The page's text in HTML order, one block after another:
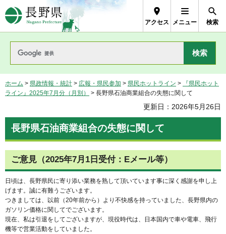
長野県Nagano Prefecture
アクセス メニュー 検索
ホーム > 県政情報・統計 > 広報・県民参加 > 県民ホットライン >
『県民ホット
ライン』2025年7月分（月別）
> 長野県石油商業組合の失態に関して
更新日：2026年5月26日
長野県石油商業組合の失態に関して
ご意見（2025年7月1日受付：Eメール等）
日頃は、長野県民に寄り添い業務を熟して頂いています事に深く感謝を申し上
げます。誠に有難うございます。
つきましては、以前（20年前から）より不快感を持っていました、長野県内の
ガソリン価格に関してでございます。
現在、私は引退をしてございますが、現役時代は、日本国内で車や電車、飛行
機等で営業活動をしていました。